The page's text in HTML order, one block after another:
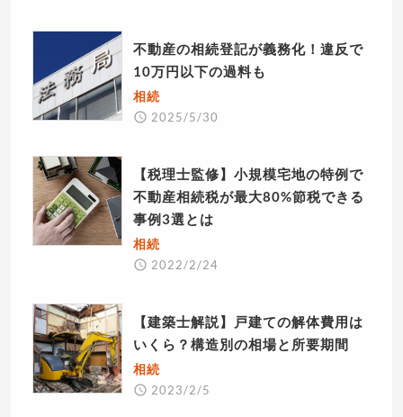
不動産の相続登記が義務化！違反で
10万円以下の過料も
相続
2025/5/30
【税理士監修】小規模宅地の特例で
不動産相続税が最大80%節税できる
事例3選とは
相続
2022/2/24
【建築士解説】戸建ての解体費用は
いくら？構造別の相場と所要期間
相続
2023/2/5